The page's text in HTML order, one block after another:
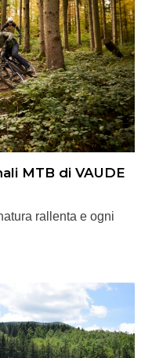
MTB di VAUDE
rallenta e ogni